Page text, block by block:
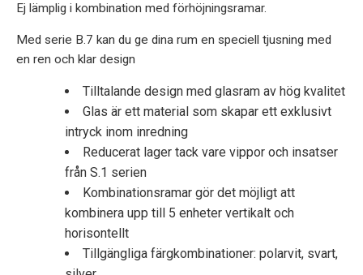
Ej lämplig i kombination med förhöjningsramar.
Med serie B.7 kan du ge dina rum en speciell tjusning med
en ren och klar design
Tilltalande design med glasram av hög kvalitet
Glas är ett material som skapar ett exklusivt
intryck inom inredning
Reducerat lager tack vare vippor och insatser
från S.1 serien
Kombinationsramar gör det möjligt att
kombinera upp till 5 enheter vertikalt och
horisontellt
Tillgängliga färgkombinationer: polarvit, svart,